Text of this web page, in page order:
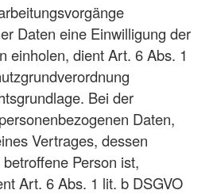
Daten eine Einwilligung der
einholen, dient Art. 6 Abs. 1
Bei der
Daten,
Vertrages, dessen
Person ist,
Art. 6 Abs. 1 lit. b DSGVO